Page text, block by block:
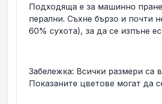
Подходяща е за машинно
перални. Съхне бързо и почти
60% сухота), за да се изпъне
Забележка: Всички размери са
Показаните цветове могат да